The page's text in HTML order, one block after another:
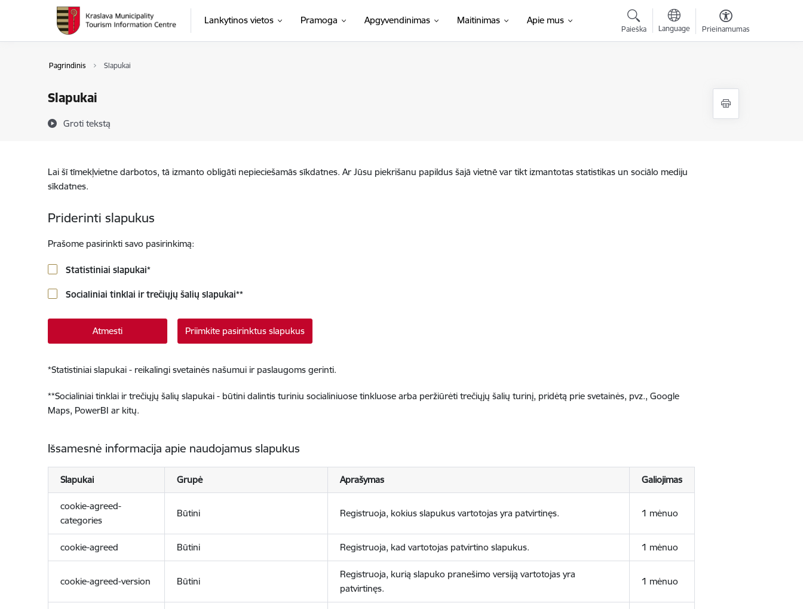
Eiti tiesiai prie puslapio turinio
Lankytinos vietos Pramoga Apgyvendinimas Maitinimas Apie mus
Paieška Language Prieinamumas
Pagrindinis Slapukai
Slapukai
Groti tekstą
Lai šī tīmekļvietne darbotos, tā izmanto obligāti nepieciešamās sīkdatnes. Ar Jūsu piekrišanu papildus šajā vietnē var tikt izmantotas statistikas un sociālo mediju
sīkdatnes.
Priderinti slapukus
Prašome pasirinkti savo pasirinkimą:
Statistiniai slapukai*
Socialiniai tinklai ir trečiųjų šalių slapukai**
Atmesti Priimkite pasirinktus slapukus
*Statistiniai slapukai - reikalingi svetainės našumui ir paslaugoms gerinti.
**Socialiniai tinklai ir trečiųjų šalių slapukai - būtini dalintis turiniu socialiniuose tinkluose arba peržiūrėti trečiųjų šalių turinį, pridėtą prie svetainės, pvz., Google
Maps, PowerBI ar kitų.
Išsamesnė informacija apie naudojamus slapukus
Slapukai Grupė Aprašymas Galiojimas
cookie-agreed-
categories
Būtini Registruoja, kokius slapukus vartotojas yra patvirtinęs. 1 mėnuo
cookie-agreed Būtini Registruoja, kad vartotojas patvirtino slapukus. 1 mėnuo
cookie-agreed-version Būtini
Registruoja, kurią slapuko pranešimo versiją vartotojas yra
patvirtinęs.
1 mėnuo